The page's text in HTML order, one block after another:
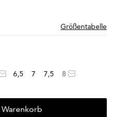
Größentabelle
6,5 7 7,5
8